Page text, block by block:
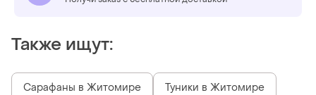
Также ищут:
Сарафаны в Житомире Туники в Житомире